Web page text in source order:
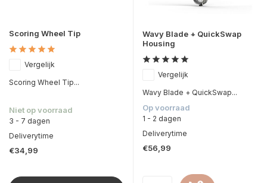
Scoring Wheel Tip
Vergelijk
Scoring Wheel Tip...
Niet op voorraad
3 - 7 dagen
Deliverytime
€34,99
Wavy Blade + QuickSwap
Housing
Vergelijk
Wavy Blade + QuickSwap...
Op voorraad
1 - 2 dagen
Deliverytime
€56,99